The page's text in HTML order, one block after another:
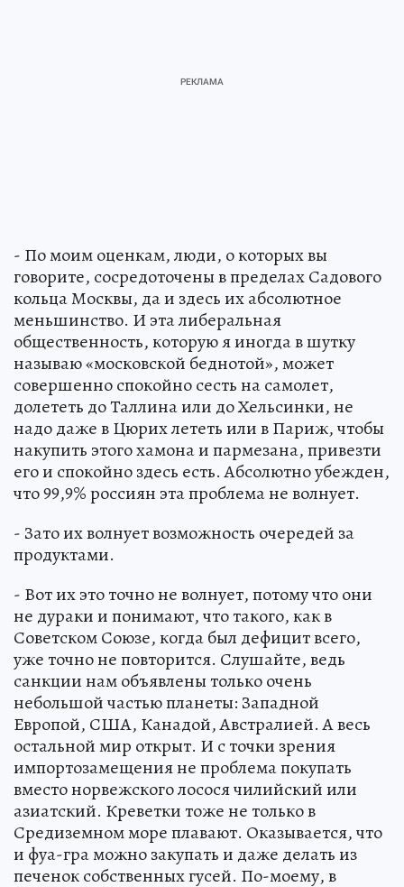
- По моим оценкам, люди, о которых вы
говорите, сосредоточены в пределах Садового
кольца Москвы, да и здесь их абсолютное
меньшинство. И эта либеральная
общественность, которую я иногда в шутку
называю «московской беднотой», может
совершенно спокойно сесть на самолет,
долететь до Таллина или до Хельсинки, не
надо даже в Цюрих лететь или в Париж, чтобы
накупить этого хамона и пармезана, привезти
его и спокойно здесь есть. Абсолютно убежден,
что 99,9% россиян эта проблема не волнует.
- Зато их волнует возможность очередей за
продуктами.
- Вот их это точно не волнует, потому что они
не дураки и понимают, что такого, как в
Советском Союзе, когда был дефицит всего,
уже точно не повторится. Слушайте, ведь
санкции нам объявлены только очень
небольшой частью планеты: Западной
Европой, США, Канадой, Австралией. А весь
остальной мир открыт. И с точки зрения
импортозамещения не проблема покупать
вместо норвежского лосося чилийский или
азиатский. Креветки тоже не только в
Средиземном море плавают. Оказывается, что
и фуа-гра можно закупать и даже делать из
печенок собственных гусей. По-моему, в